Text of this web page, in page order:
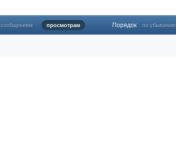
сообщениям просмотрам Порядок по убыванию